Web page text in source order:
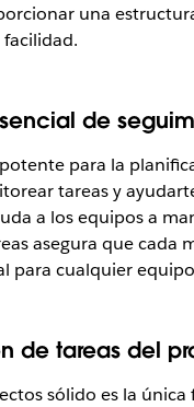
una
de
para la
tareas y
a los equipos a
asegura que
para cualquier
de tareas del
sólido es la